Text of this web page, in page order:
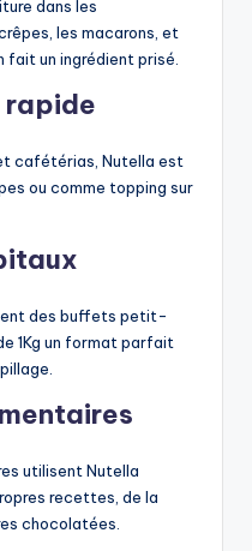
dans les
les macarons, et
fait un ingrédient prisé.
rapide
cafétérias, Nutella est
ou comme topping sur
des buffets petit-
1Kg un format parfait
utilisent Nutella
recettes, de la
chocolatées.